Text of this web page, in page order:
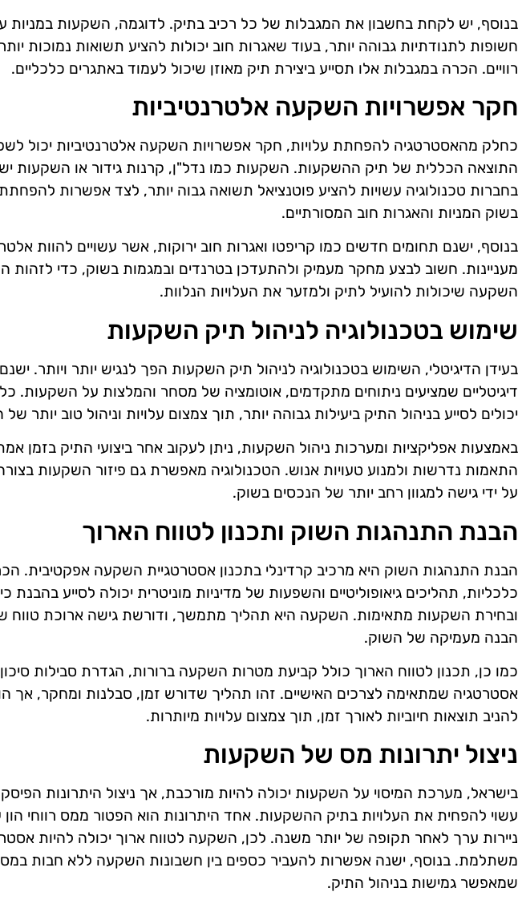
בנוסף, יש לקחת בחשבון את המגבלות של כל רכיב בתיק. לדוגמה, השקעות במניות
חשופות לתנודתיות גבוהה יותר, בעוד שאגרות חוב יכולות להציע תשואות נמוכות
רוויים. הכרה במגבלות אלו תסייע ביצירת תיק מאוזן שיכול לעמוד באתגרים כלכליים.
חקר אפשרויות השקעה אלטרנטיביות
כחלק מהאסטרטגיה להפחתת עלויות, חקר אפשרויות השקעה אלטרנטיביות יכול
התוצאה הכללית של תיק ההשקעות. השקעות כמו נדל"ן, קרנות גידור או השקעות
בחברות טכנולוגיה עשויות להציע פוטנציאל תשואה גבוה יותר, לצד אפשרות
בשוק המניות והאגרות חוב המסורתיים.
בנוסף, ישנם תחומים חדשים כמו קריפטו ואגרות חוב ירוקות, אשר עשויים להוות
מעניינות. חשוב לבצע מחקר מעמיק ולהתעדכן בטרנדים ובמגמות בשוק, כדי לזהות
השקעה שיכולות להועיל לתיק ולמזער את העלויות הנלוות.
שימוש בטכנולוגיה לניהול תיק השקעות
בעידן הדיגיטלי, השימוש בטכנולוגיה לניהול תיק השקעות הפך לנגיש יותר ויותר.
דיגיטליים שמציעים ניתוחים מתקדמים, אוטומציה של מסחר והמלצות על השקעות.
יכולים לסייע בניהול התיק ביעילות גבוהה יותר, תוך צמצום עלויות וניהול טוב יותר של
באמצעות אפליקציות ומערכות ניהול השקעות, ניתן לעקוב אחר ביצועי התיק בזמן
התאמות נדרשות ולמנוע טעויות אנוש. הטכנולוגיה מאפשרת גם פיזור השקעות
על ידי גישה למגוון רחב יותר של הנכסים בשוק.
הבנת התנהגות השוק ותכנון לטווח הארוך
הבנת התנהגות השוק היא מרכיב קרדינלי בתכנון אסטרטגיית השקעה אפקטיבית.
כלכליות, תהליכים גיאופוליטיים והשפעות של מדיניות מוניטרית יכולה לסייע בהבנת
ובחירת השקעות מתאימות. השקעה היא תהליך מתמשך, ודורשת גישה ארוכת טווח
הבנה מעמיקה של השוק.
כמו כן, תכנון לטווח הארוך כולל קביעת מטרות השקעה ברורות, הגדרת סבילות סיכון
אסטרטגיה שמתאימה לצרכים האישיים. זהו תהליך שדורש זמן, סבלנות ומחקר, אך
להניב תוצאות חיוביות לאורך זמן, תוך צמצום עלויות מיותרות.
ניצול יתרונות מס של השקעות
בישראל, מערכת המיסוי על השקעות יכולה להיות מורכבת, אך ניצול היתרונות
עשוי להפחית את העלויות בתיק ההשקעות. אחד היתרונות הוא הפטור ממס רווחי
ניירות ערך לאחר תקופה של יותר משנה. לכן, השקעה לטווח ארוך יכולה להיות
משתלמת. בנוסף, ישנה אפשרות להעביר כספים בין חשבונות השקעה ללא חבות
שמאפשר גמישות בניהול התיק.